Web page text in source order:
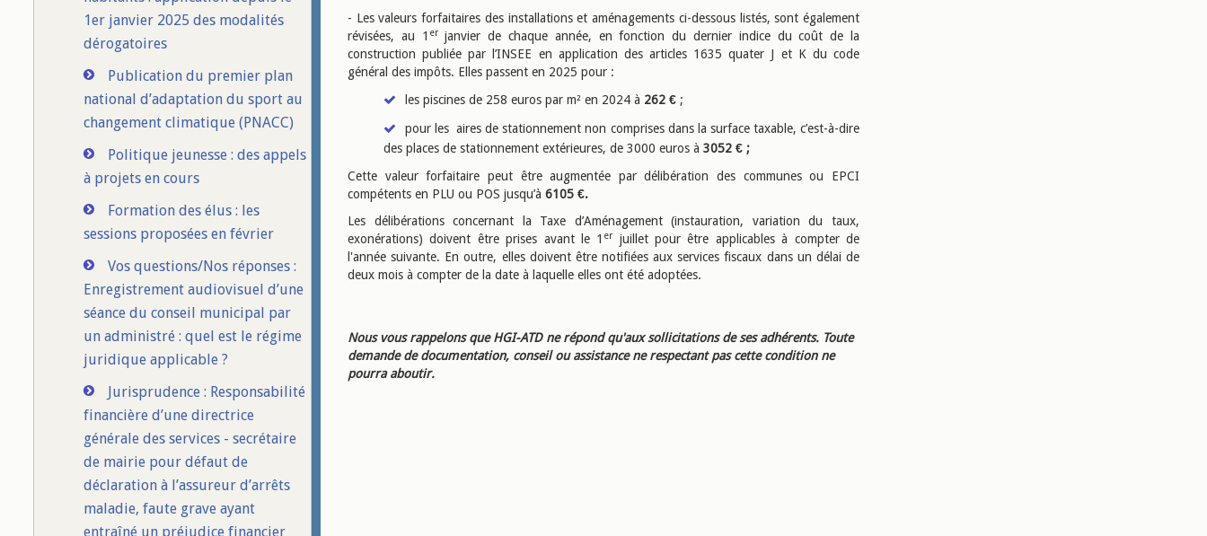
1er janvier 2025 des modalités
dérogatoires
Publication du premier plan
national d’adaptation du sport au
changement climatique (PNACC)
Politique jeunesse : des appels
à projets en cours
Formation des élus : les
sessions proposées en février
Vos questions/Nos réponses :
Enregistrement audiovisuel d’une
séance du conseil municipal par
un administré : quel est le régime
juridique applicable ?
Jurisprudence : Responsabilité
financière d’une directrice
générale des services - secrétaire
de mairie pour défaut de
déclaration à l’assureur d’arrêts
maladie, faute grave ayant
entraîné un préjudice financier
- Les valeurs forfaitaires des installations et aménagements ci-dessous listés, sont également
révisées, au 1 erjanvier de chaque année, en fonction du dernier indice du coût de la
construction publiée par l’INSEE en application des articles 1635 quater J et K du code
général des impôts. Elles passent en 2025 pour :
les piscines de 258 euros par m² en 2024 à 262 € ;
pour les aires de stationnement non comprises dans la surface taxable, c’est-à-dire
des places de stationnement extérieures, de 3000 euros à 3052 € ;
Cette valeur forfaitaire peut être augmentée par délibération des communes ou EPCI
compétents en PLU ou POS jusqu’à 6105 €.
Les délibérations concernant la Taxe d’Aménagement (instauration, variation du taux,
exonérations) doivent être prises avant le 1 er
juillet pour être applicables à compter de
l'année suivante. En outre, elles doivent être notifiées aux services fiscaux dans un délai de
deux mois à compter de la date à laquelle elles ont été adoptées.
Nous vous rappelons que HGI-ATD ne répond qu'aux sollicitations de ses adhérents. Toute
demande de documentation, conseil ou assistance ne respectant pas cette condition ne
pourra aboutir.